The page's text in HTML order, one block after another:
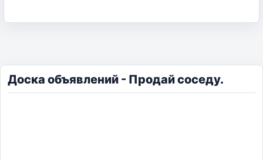
Доска объявлений - Продай соседу.